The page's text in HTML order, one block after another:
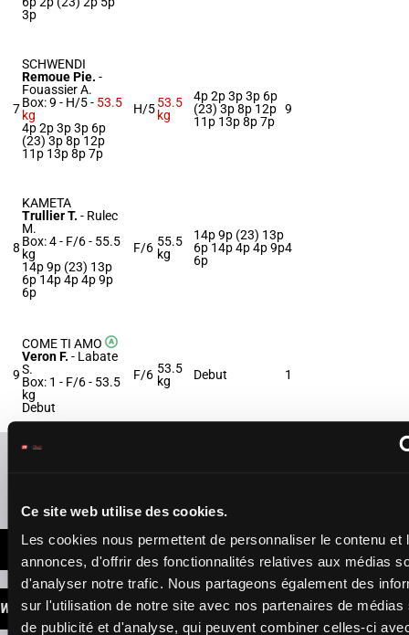
Ce site web utilise des cookies.
Les cookies nous permettent de personnaliser le contenu et
annonces, d'offrir des fonctionnalités relatives aux médias
d'analyser notre trafic. Nous partageons également des
sur l'utilisation de notre site avec nos partenaires de médias
de publicité et d'analyse, qui peuvent combiner celles-ci
3p
7
SCHWENDI
Remoue Pie. -
Fouassier A.
Box: 9 - H/5 - 53.5
kg
4p 2p 3p 3p 6p
(23) 3p 8p 12p
11p 13p 8p 7p
H/553.5
kg
4p 2p 3p 3p 6p
(23) 3p 8p 12p
11p 13p 8p 7p
9
8
KAMETA
Trullier T. - Rulec
M.
Box: 4 - F/6 - 55.5
kg
14p 9p (23) 13p
6p 14p 4p 4p 9p
6p
F/6 55.5
kg
14p 9p (23) 13p
6p 14p 4p 4p 9p
6p
4
9
COME TI AMO
Veron F. - Labate
S.
Box: 1 - F/6 - 53.5
kg
Debut
F/6 53.5
kg
Debut 1
LATEST NEWS
WINNINGS